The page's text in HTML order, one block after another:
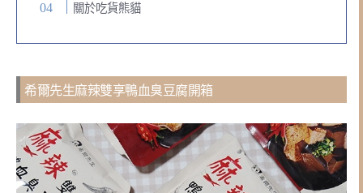
關於吃貨熊貓
希爾先生麻辣雙享鴨血臭豆腐開箱